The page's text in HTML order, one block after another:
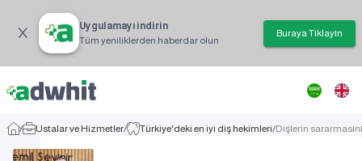
Uygulamayı indirin
Tüm yeniliklerden haberdar olun
Buraya Tıklayın
/ Ustalar ve Hizmetler/ Türkiye'deki en iyi diş hekimleri/Dişlerin